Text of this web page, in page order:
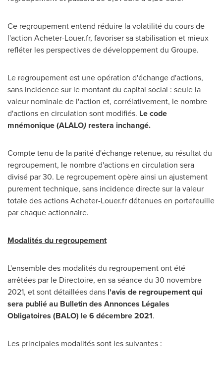
Ce regroupement entend réduire la volatilité du cours de
l'action Acheter-Louer.fr, favoriser sa stabilisation et mieux
refléter les perspectives de développement du Groupe.
Le regroupement est une opération d'échange d'actions,
sans incidence sur le montant du capital social : seule la
valeur nominale de l'action et, corrélativement, le nombre
d'actions en circulation sont modifiés. Le code
mnémonique (ALALO) restera inchangé.
Compte tenu de la parité d'échange retenue, au résultat du
regroupement, le nombre d'actions en circulation sera
divisé par 30. Le regroupement opère ainsi un ajustement
purement technique, sans incidence directe sur la valeur
totale des actions Acheter-Louer.fr détenues en portefeuille
par chaque actionnaire.
Modalités du regroupement
L'ensemble des modalités du regroupement ont été
arrêtées par le Directoire, en sa séance du 30 novembre
2021, etsont détaillées dans l'avis de regroupement qui
sera publié au Bulletin des Annonces Légales
Obligatoires (BALO) le 6 décembre 2021.
Les principales modalités sont les suivantes :